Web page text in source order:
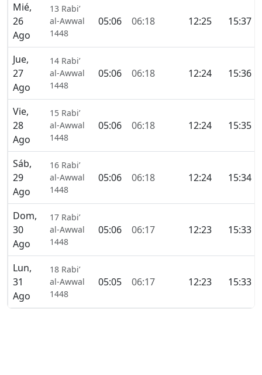
Mié,
26
Ago
13 Rabi’
al-Awwal
1448
05:06 06:18 12:25 15:37
Jue,
27
Ago
14 Rabi’
al-Awwal
1448
05:06 06:18 12:24 15:36
Vie,
28
Ago
15 Rabi’
al-Awwal
1448
05:06 06:18 12:24 15:35
Sáb,
29
Ago
16 Rabi’
al-Awwal
1448
05:06 06:18 12:24 15:34
Dom,
30
Ago
17 Rabi’
al-Awwal
1448
05:06 06:17 12:23 15:33
Lun,
31
Ago
18 Rabi’
al-Awwal
1448
05:05 06:17 12:23 15:33